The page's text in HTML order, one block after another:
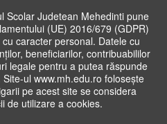
Scolar Judetean Mehedinti pune
(UE) 2016/679 (GDPR)
caracter personal. Datele cu
beneficiarilor, contribuabililor
legale pentru a putea răspunde
ul www.mh.edu.ro folosește
pe acest site se considera
de utilizare a cookies.